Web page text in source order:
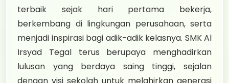
terbaik sejak hari pertama bekerja,
berkembang di lingkungan perusahaan, serta
menjadi inspirasi bagi adik-adik kelasnya. SMK Al
Irsyad Tegal terus berupaya menghadirkan
lulusan yang berdaya saing tinggi, sejalan
dengan visi sekolah untuk melahirkan generasi